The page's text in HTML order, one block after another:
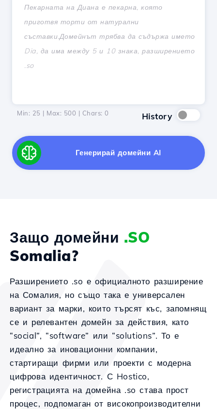
Min: 25 | Max: 500 | Chars: 0 History
Генерирай домейни AI
Защо домейни .SO
Somalia?
Разширението .so е официалното разширение
на Сомалия, но също така е универсален
вариант за марки, които търсят къс, запомнящ
се и релевантен домейн за действия, като
“social”, “software” или “solutions”. То е
идеално за иновационни компании,
стартиращи фирми или проекти с модерна
цифрова идентичност. С Hostico,
регистрацията на домейна .so става прост
процес, подпомаган от високопроизводителни